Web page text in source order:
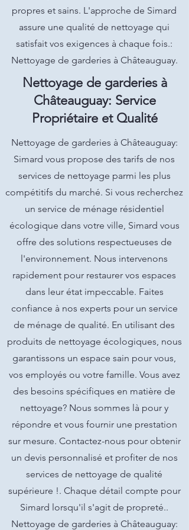
propres et sains. L'approche de Simard
assure une qualité de nettoyage qui
satisfait vos exigences à chaque fois.:
Nettoyage de garderies à Châteauguay.
Nettoyage de garderies à
Châteauguay: Service
Propriétaire et Qualité
Nettoyage de garderies à Châteauguay:
Simard vous propose des tarifs de nos
services de nettoyage parmi les plus
compétitifs du marché. Si vous recherchez
un service de ménage résidentiel
écologique dans votre ville, Simard vous
offre des solutions respectueuses de
l'environnement. Nous intervenons
rapidement pour restaurer vos espaces
dans leur état impeccable. Faites
confiance à nos experts pour un service
de ménage de qualité. En utilisant des
produits de nettoyage écologiques, nous
garantissons un espace sain pour vous,
vos employés ou votre famille. Vous avez
des besoins spécifiques en matière de
nettoyage? Nous sommes là pour y
répondre et vous fournir une prestation
sur mesure. Contactez-nous pour obtenir
un devis personnalisé et profiter de nos
services de nettoyage de qualité
supérieure !. Chaque détail compte pour
Simard lorsqu'il s'agit de propreté..
Nettoyage de garderies à Châteauguay: